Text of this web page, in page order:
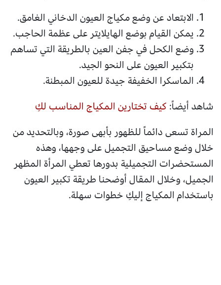
الابتعاد عن وضع مكياج العيون الدخاني الغامق.
يمكن القيام بوضع الهايلايتر على عظمة الحاجب.
وضع الكحل في جفن العين بالطريقة التي تساهم
بتكبير العيون على النحو الجيد.
الماسكرا الخفيفة جيدة للعيون المبطنة.
شاهد أيضاً: كيف تختارين المكياج المناسب لكِ
المراة تسعى دائماً للظهور بأبهى صورة، وبالتحديد من
خلال وضع مساحيق التجميل على وجهها، وهذه
المستحضرات التجميلية بدورها تعطي المرأة المظهر
الجميل، وخلال المقال أوضحنا طريقة تكبير العيون
باستخدام المكياج إليكِ خطوات سهلة.